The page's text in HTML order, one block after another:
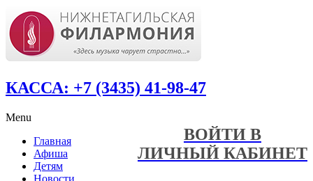
КАССА: +7 (3435) 41-98-47
ВОЙТИ В
ЛИЧНЫЙ КАБИНЕТ
Menu
Главная
Афиша
Детям